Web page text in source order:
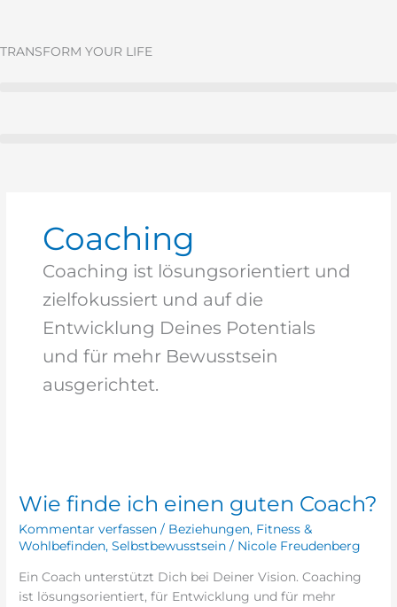
springen
TRANSFORM YOUR LIFE
Coaching
Coaching ist lösungsorientiert und
zielfokussiert und auf die
Entwicklung Deines Potentials
und für mehr Bewusstsein
ausgerichtet.
Wie finde ich einen guten Coach?
Kommentar verfassen / Beziehungen, Fitness &
Wohlbefinden,Selbstbewusstsein / Nicole Freudenberg
Ein Coach unterstützt Dich bei Deiner Vision. Coaching
ist lösungsorientiert, für Entwicklung und für mehr
ich
guten